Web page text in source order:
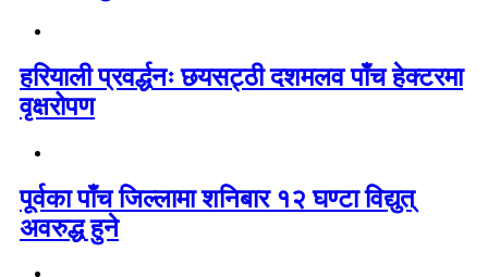
हरियाली प्रवर्द्धनः छयसट्ठी दशमलव पाँच हेक्टरमा
वृक्षरोपण
पूर्वका पाँच जिल्लामा शनिबार १२ घण्टा विद्युत्
अवरुद्ध हुने